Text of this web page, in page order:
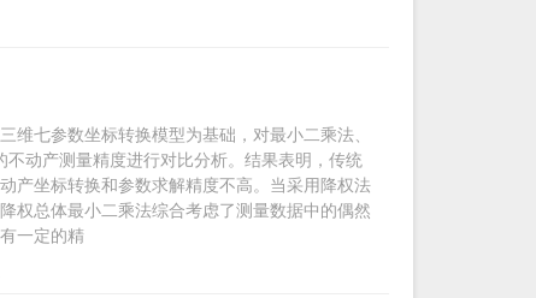
维七参数坐标转换模型为基础，对最小二乘法、
动产测量精度进行对比分析。结果表明，传统
产坐标转换和参数求解精度不高。当采用降权法
权总体最小二乘法综合考虑了测量数据中的偶然
一定的精